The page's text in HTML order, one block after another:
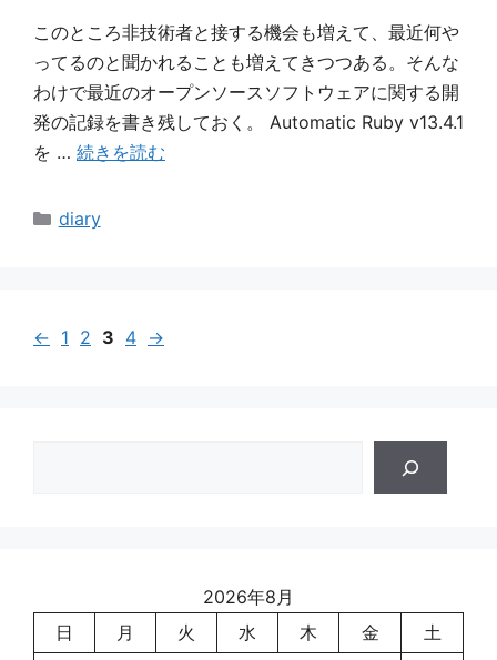
このところ非技術者と接する機会も増えて、最近何や
ってるのと聞かれることも増えてきつつある。そんな
わけで最近のオープンソースソフトウェアに関する開
発の記録を書き残しておく。 Automatic Ruby v13.4.1
を … 続きを読む
カ
diary
← 1 2 3 4 →
2026年8月
日
月 火 水 木 金
土